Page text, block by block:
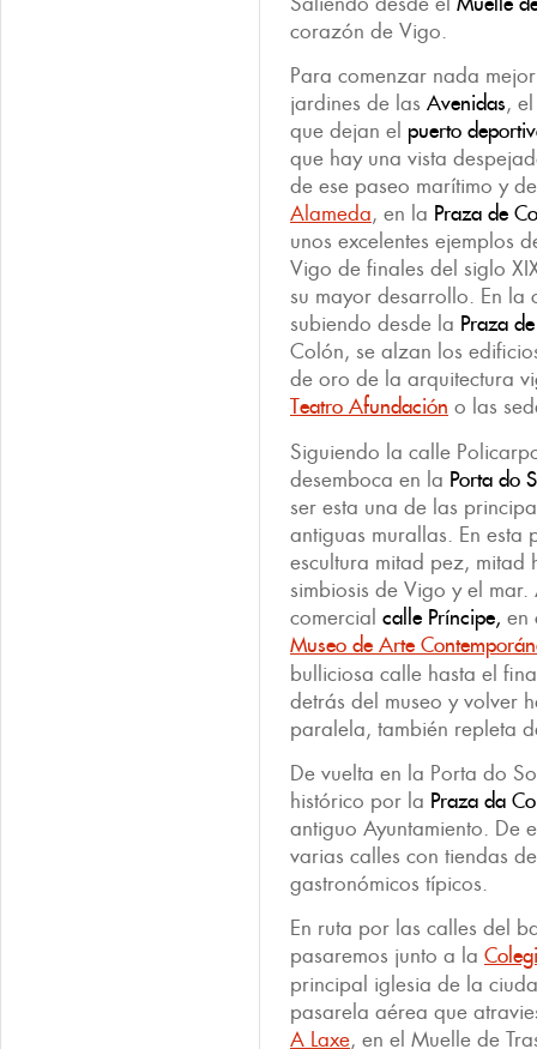
corazón de Vigo.
Para comenzar nada
jardines de las Avenidas,
que dejan el puerto
que hay una vista
de ese paseo marítimo y
Alameda, en la Praza de
unos excelentes ejemplos
Vigo de finales del siglo
su mayor desarrollo. En la
subiendo desde la Praza
Colón, se alzan los
de oro de la arquitectura
Teatro Afundación o las
Siguiendo la calle
desemboca en la Porta do
ser esta una de las
antiguas murallas. En
escultura mitad pez, mitad
simbiosis de Vigo y el
comercial calle Príncipe, en
Museo de Arte
bulliciosa calle hasta el
detrás del museo y volver
paralela, también repleta
De vuelta en la Porta do
histórico por la Praza da
antiguo Ayuntamiento. De
varias calles con tiendas
gastronómicos típicos.
En ruta por las calles del
pasaremos junto a la
principal iglesia de la
pasarela aérea que
A Laxe, en el Muelle de